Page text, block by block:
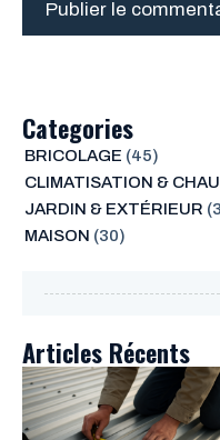
Categories
BRICOLAGE (45)
CLIMATISATION &
JARDIN & EXTÉRIEUR
MAISON (30)
Articles Récents